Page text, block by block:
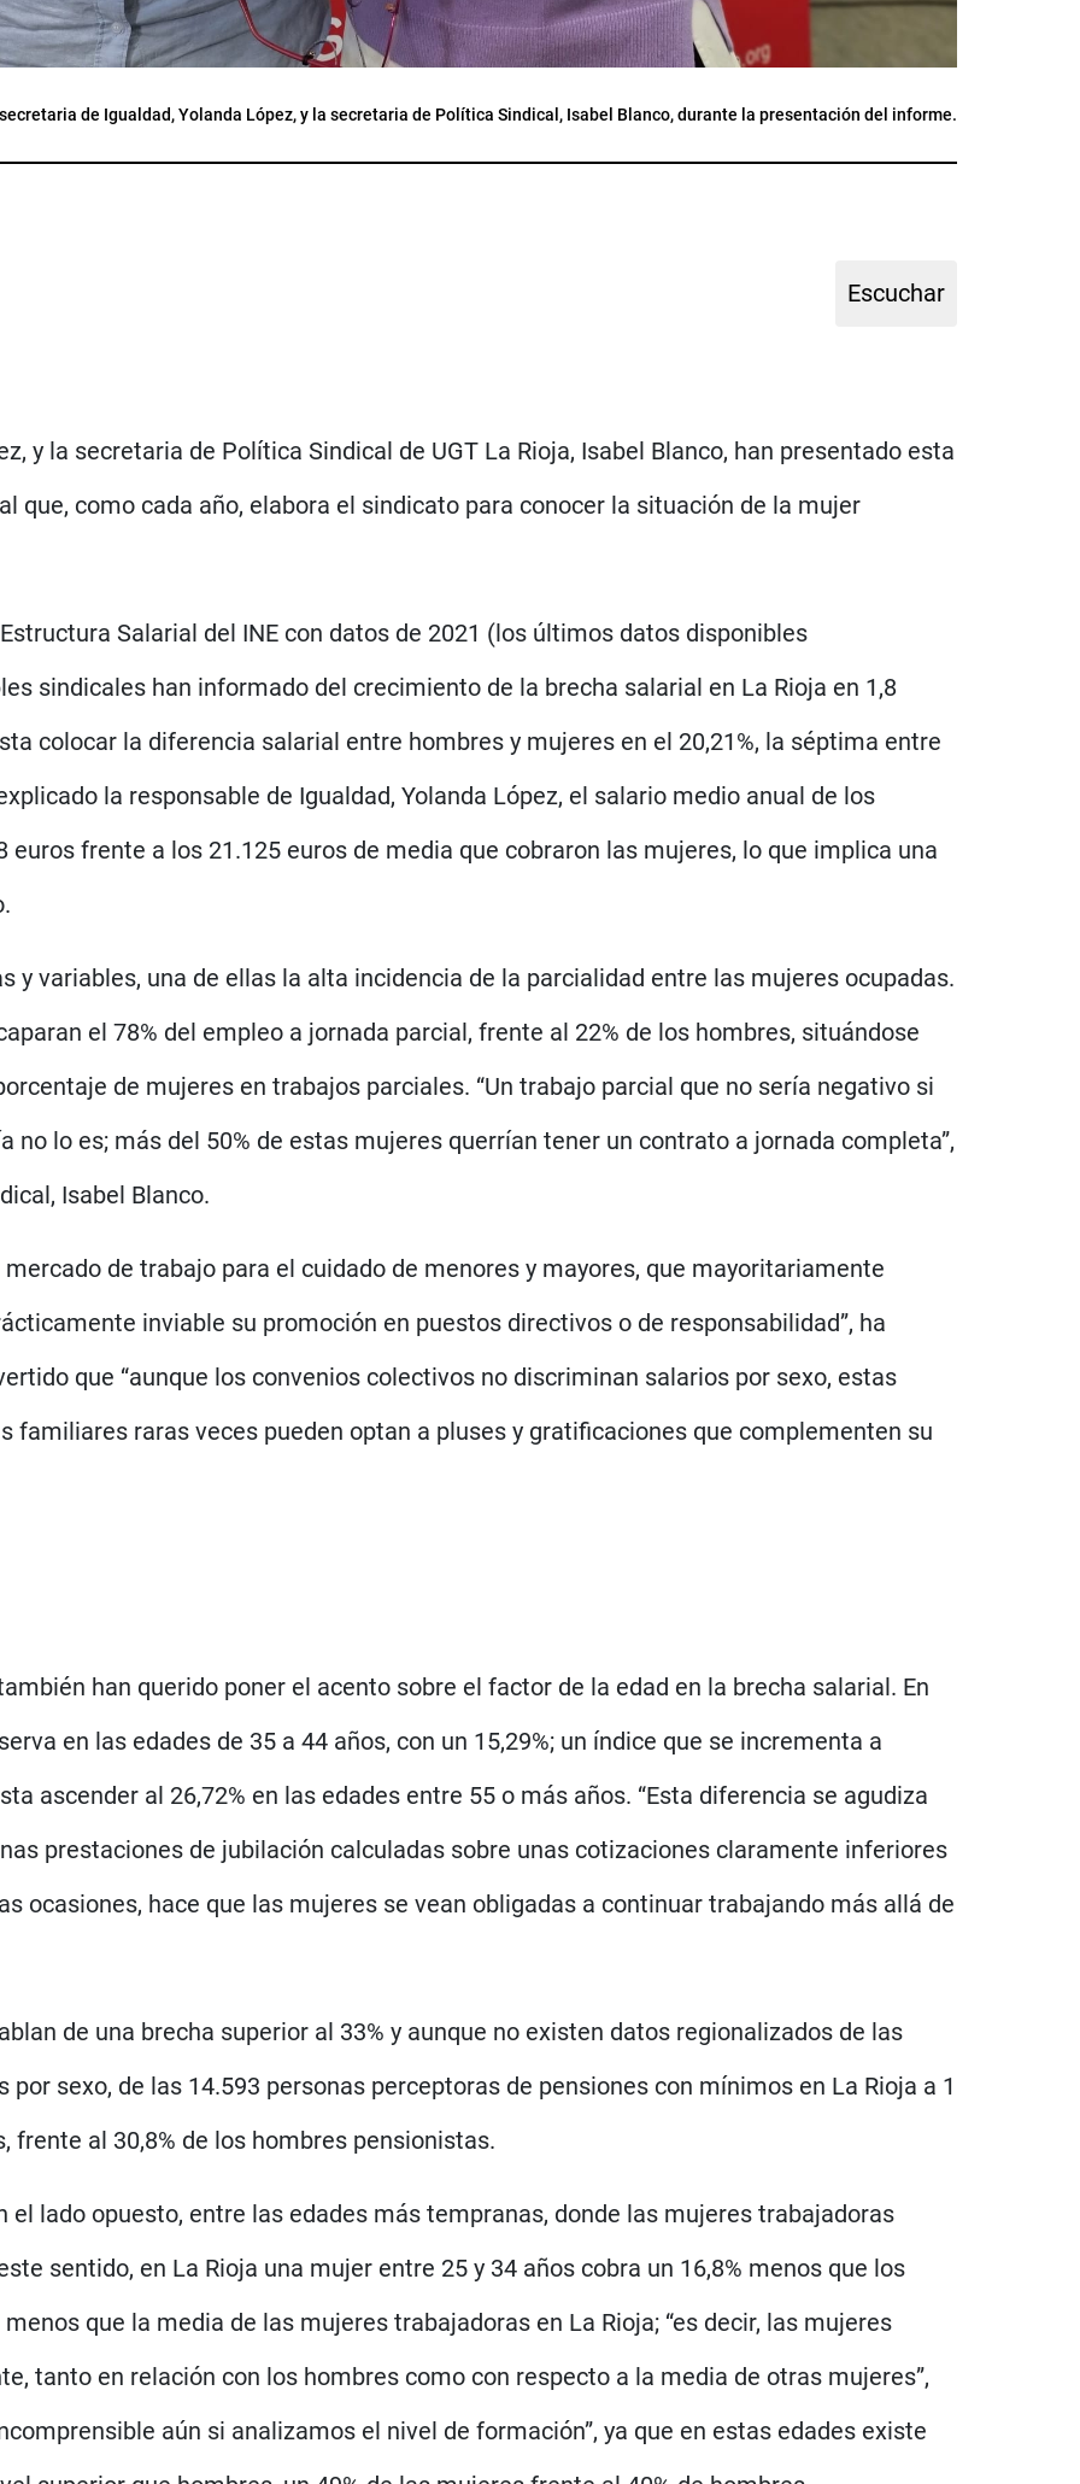
de Igualdad, Yolanda López, y la secretaria de Política Sindical, Isabel Blanco, durante la presentación del informe.
y la secretaria de Política Sindical de UGT La Rioja, Isabel Blanco, han presentado esta
que, como cada año, elabora el sindicato para conocer la situación de la mujer
Salarial del INE con datos de 2021 (los últimos datos disponibles
sindicales han informado del crecimiento de la brecha salarial en La Rioja en 1,8
colocar la diferencia salarial entre hombres y mujeres en el 20,21%, la séptima entre
la responsable de Igualdad, Yolanda López, el salario medio anual de los
euros frente a los 21.125 euros de media que cobraron las mujeres, lo que implica una
y variables, una de ellas la alta incidencia de la parcialidad entre las mujeres ocupadas.
el 78% del empleo a jornada parcial, frente al 22% de los hombres, situándose
de mujeres en trabajos parciales. “Un trabajo parcial que no sería negativo si
no lo es; más del 50% de estas mujeres querrían tener un contrato a jornada completa”,
Isabel Blanco.
de trabajo para el cuidado de menores y mayores, que mayoritariamente
inviable su promoción en puestos directivos o de responsabilidad”, ha
que “aunque los convenios colectivos no discriminan salarios por sexo, estas
familiares raras veces pueden optan a pluses y gratificaciones que complementen su
han querido poner el acento sobre el factor de la edad en la brecha salarial. En
en las edades de 35 a 44 años, con un 15,29%; un índice que se incrementa a
ascender al 26,72% en las edades entre 55 o más años. “Esta diferencia se agudiza
prestaciones de jubilación calculadas sobre unas cotizaciones claramente inferiores
ocasiones, hace que las mujeres se vean obligadas a continuar trabajando más allá de
de una brecha superior al 33% y aunque no existen datos regionalizados de las
sexo, de las 14.593 personas perceptoras de pensiones con mínimos en La Rioja a 1
frente al 30,8% de los hombres pensionistas.
lado opuesto, entre las edades más tempranas, donde las mujeres trabajadoras
sentido, en La Rioja una mujer entre 25 y 34 años cobra un 16,8% menos que los
que la media de las mujeres trabajadoras en La Rioja; “es decir, las mujeres
tanto en relación con los hombres como con respecto a la media de otras mujeres”,
aún si analizamos el nivel de formación”, ya que en estas edades existe